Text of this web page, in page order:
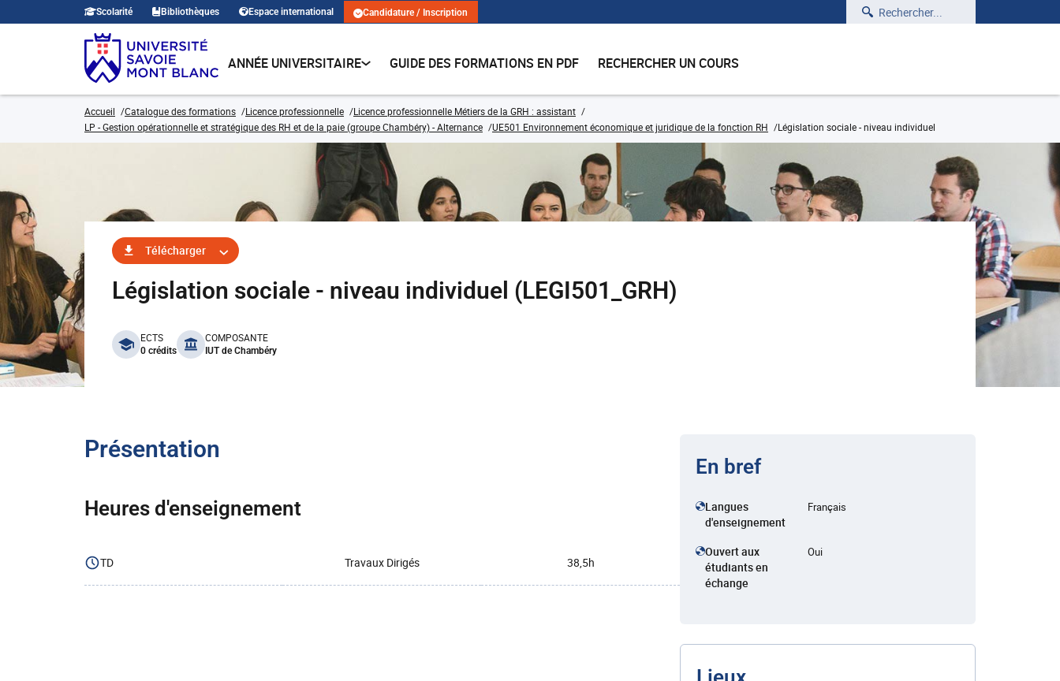
Scolarité Bibliothèques Espace international Candidature / Inscription Rechercher
ANNÉE UNIVERSITAIRE GUIDE DES FORMATIONS EN PDF RECHERCHER UN COURS
Accueil Catalogue des formations Licence professionnelle
Licence professionnelle Métiers de la GRH : assistant
LP - Gestion opérationnelle et stratégique des RH et de la paie (groupe Chambéry) - Alternance
UE501 Environnement économique et juridique de la fonction RH Législation sociale - niveau individuel
Télécharger
Législation sociale - niveau individuel (LEGI501_GRH)
benefits
ECTS
0 crédits
COMPOSANTE
IUT de Chambéry
Présentation
Heures d'enseignement
TD Travaux Dirigés 38,5h
En bref
Langues
d'enseignement
Français
Ouvert aux
étudiants en
échange
Oui